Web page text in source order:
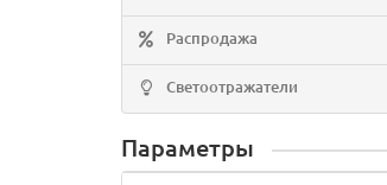
Распродажа
Светоотражатели
Параметры